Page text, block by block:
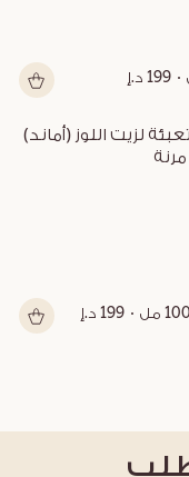
199 د.إ
199 د.إ